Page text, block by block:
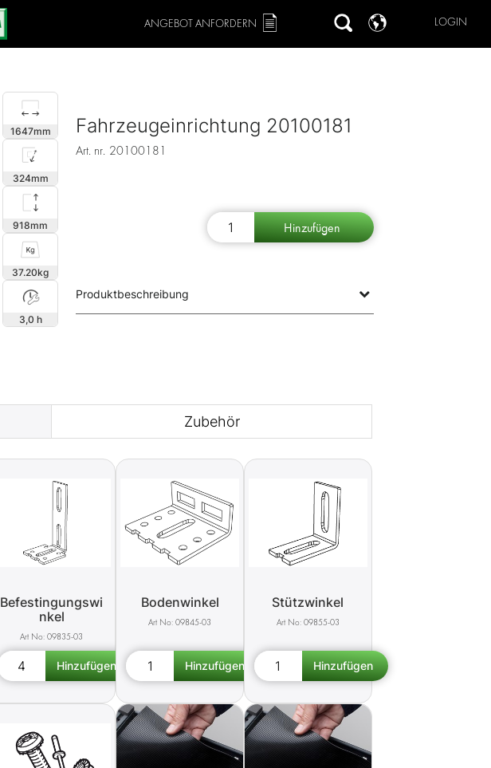
LOGIN
ANGEBOT ANFORDERN
1647
324
918
37.20
3,0 h
Fahrzeugeinrichtung 20100181
Art. nr. 20100181
Produktbeschreibung
Zubehör
Befestingungswi
nkel
09835-03
Bodenwinkel
09845-03
Stützwinkel
09855-03